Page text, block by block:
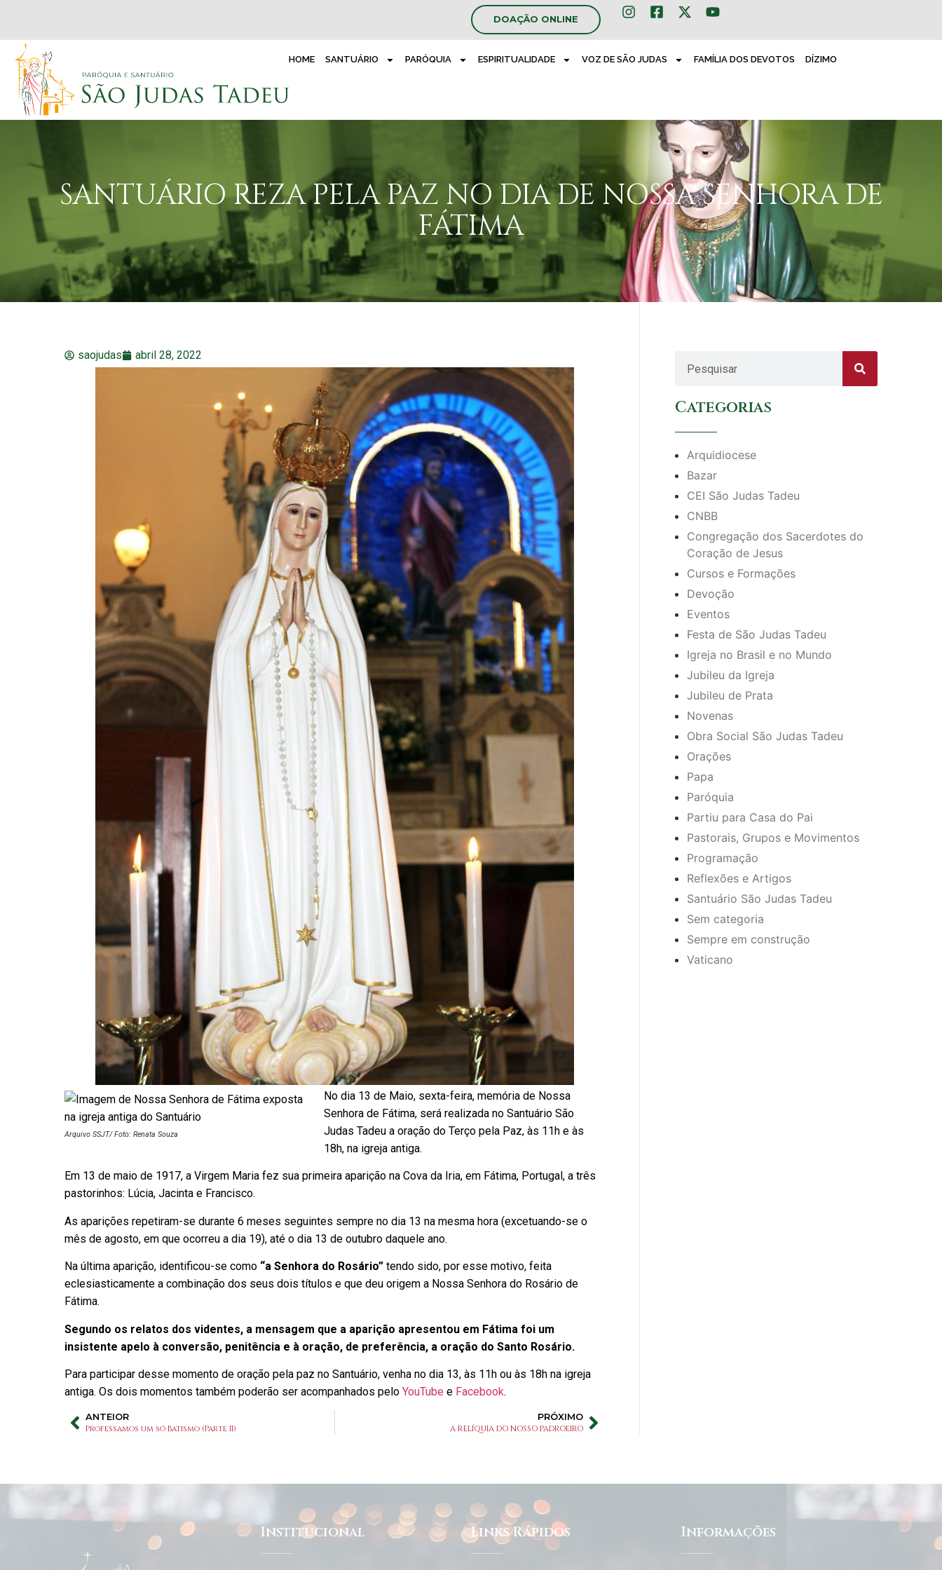
DOAÇÃO ONLINE
HOME SANTUÁRIO PARÓQUIA ESPIRITUALIDADE VOZ DE SÃO JUDAS FAMÍLIA DOS DEVOTOS DÍZIMO
SANTUÁRIO REZA PELA PAZ NO DIA DE NOSSA SENHORA DE
FÁTIMA
saojudas abril 28, 2022
Arquivo SSJT/ Foto: Renata Souza
No dia 13 de Maio, sexta-feira, memória de Nossa
Senhora de Fátima, será realizada no Santuário São
Judas Tadeu a oração do Terço pela Paz, às 11h e às
18h, na igreja antiga.
Em 13 de maio de 1917, a Virgem Maria fez sua primeira aparição na Cova da Iria, em Fátima, Portugal, a três
pastorinhos: Lúcia, Jacinta e Francisco.
As aparições repetiram-se durante 6 meses seguintes sempre no dia 13 na mesma hora (excetuando-se o
mês de agosto, em que ocorreu a dia 19), até o dia 13 de outubro daquele ano.
Na última aparição, identificou-se como “a Senhora do Rosário” tendo sido, por esse motivo, feita
eclesiasticamente a combinação dos seus dois títulos e que deu origem a Nossa Senhora do Rosário de
Fátima.
Segundo os relatos dos videntes, a mensagem que a aparição apresentou em Fátima foi um
insistente apelo à conversão, penitência e à oração, de preferência, a oração do Santo Rosário.
Para participar desse momento de oração pela paz no Santuário, venha no dia 13, às 11h ou às 18h na igreja
antiga. Os dois momentos também poderão ser acompanhados pelo YouTube e Facebook.
ANTEIOR
Professamos um só Batismo (Parte II)
PRÓXIMO
A RELÍQUIA DO NOSSO PADROEIRO
Categorias
Arquidiocese
Bazar
CEI São Judas Tadeu
CNBB
Congregação dos Sacerdotes do
Coração de Jesus
Cursos e Formações
Devoção
Eventos
Festa de São Judas Tadeu
Igreja no Brasil e no Mundo
Jubileu da Igreja
Jubileu de Prata
Novenas
Obra Social São Judas Tadeu
Orações
Papa
Paróquia
Partiu para Casa do Pai
Pastorais, Grupos e Movimentos
Programação
Reflexões e Artigos
Santuário São Judas Tadeu
Sem categoria
Sempre em construção
Vaticano
Institucional Links Rápidos Informações